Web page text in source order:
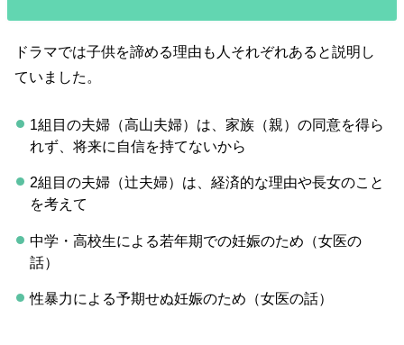
ドラマでは子供を諦める理由も人それぞれあると説明し
ていました。
1組目の夫婦（高山夫婦）は、家族（親）の同意を得ら
れず、将来に自信を持てないから
2組目の夫婦（辻夫婦）は、経済的な理由や長女のこと
を考えて
中学・高校生による若年期での妊娠のため（女医の
話）
性暴力による予期せぬ妊娠のため（女医の話）